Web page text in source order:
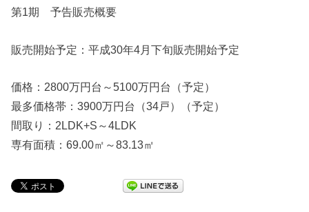
第1期 予告販売概要
販売開始予定：平成30年4月下旬販売開始予定
価格：2800万円台～5100万円台（予定）
最多価格帯：3900万円台（34戸）（予定）
間取り：2LDK+S～4LDK
専有面積：69.00㎡～83.13㎡